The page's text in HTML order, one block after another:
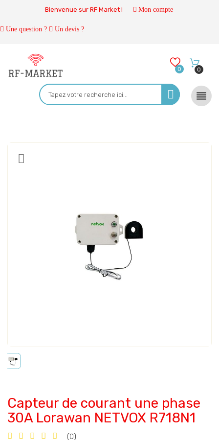
Bienvenue sur RF Market ! Mon compte
Une question ? Un devis ?
0 0

Capteur de courant une phase
30A Lorawan NETVOX R718N1
(0)